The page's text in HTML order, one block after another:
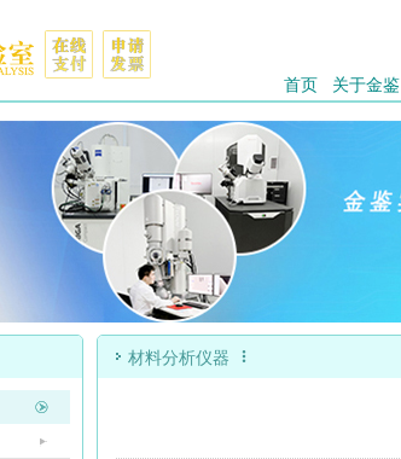
首页 关于金鉴
材料分析仪器 